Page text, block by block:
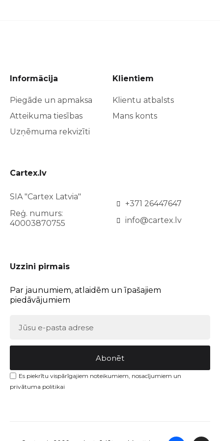
Informācija
Piegāde un apmaksa
Atteikuma tiesības
Uzņēmuma rekvizīti
Klientiem
Klientu atbalsts
Mans konts
Cartex.lv
SIA "Cartex Latvia"
Reģ. numurs:
40003870755
+371 26447647
info@cartex.lv
Uzzini pirmais
Par jaunumiem, atlaidēm un īpašajiem
piedāvājumiem
Abonēt
Es piekrītu vispārīgajiem noteikumiem, nosacījumiem un
privātuma politikai